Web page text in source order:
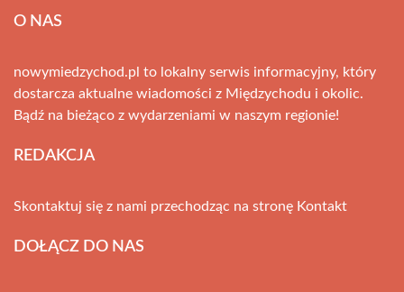
O NAS
nowymiedzychod.pl to lokalny serwis informacyjny, który
dostarcza aktualne wiadomości z Międzychodu i okolic.
Bądź na bieżąco z wydarzeniami w naszym regionie!
REDAKCJA
Skontaktuj się z nami przechodząc na stronę Kontakt
DOŁĄCZ DO NAS